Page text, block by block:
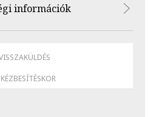
információk